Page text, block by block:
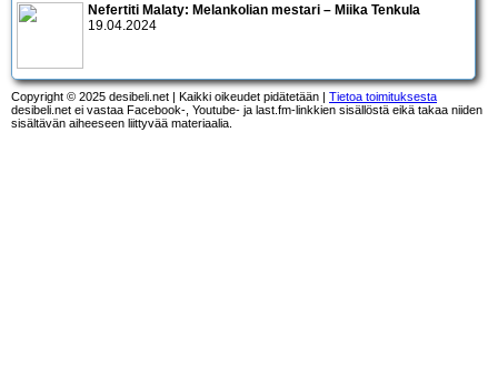
Nefertiti Malaty: Melankolian mestari – Miika Tenkula
19.04.2024
Copyright © 2025 desibeli.net | Kaikki oikeudet pidätetään | Tietoa toimituksesta
desibeli.net ei vastaa Facebook-, Youtube- ja last.fm-linkkien sisällöstä eikä takaa niiden
sisältävän aiheeseen liittyvää materiaalia.